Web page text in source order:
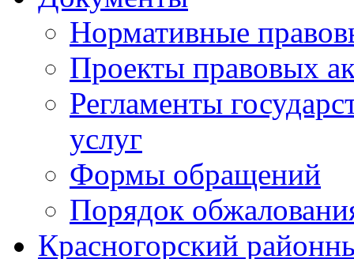
Нормативные
Проекты правовых
Регламенты
услуг
Формы обращений
Порядок
Красногорский